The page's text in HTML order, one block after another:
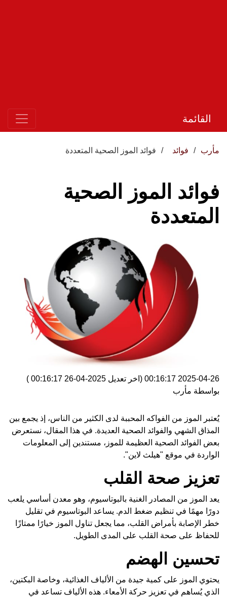
القائمة
مأرب فوائد فوائد الموز الصحية المتعددة
فوائد الموز الصحية
المتعددة
2025-04-26 00:16:17 (اخر تعديل 2025-04-26 00:16:17
)
بواسطة مأرب
يُعتبر الموز من الفواكه المحببة لدى الكثير من الناس، إذ يجمع بين
المذاق الشهي والفوائد الصحية العديدة. في هذا المقال، نستعرض
بعض الفوائد الصحية العظيمة للموز، مستندين إلى المعلومات
الواردة في موقع "هيلث لاين".
تعزيز صحة القلب
يعد الموز من المصادر الغنية بالبوتاسيوم، وهو معدن أساسي يلعب
دورًا مهمًا في تنظيم ضغط الدم. يساعد البوتاسيوم في تقليل
خطر الإصابة بأمراض القلب، مما يجعل تناول الموز خيارًا ممتازًا
للحفاظ على صحة القلب على المدى الطويل.
تحسين الهضم
يحتوي الموز على كمية جيدة من الألياف الغذائية، وخاصة البكتين،
الذي يُساهم في تعزيز حركة الأمعاء. هذه الألياف تساعد في